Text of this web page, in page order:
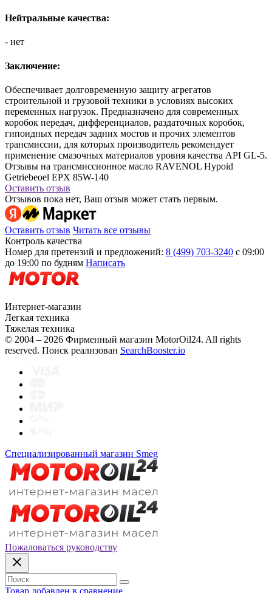
Нейтральные качества:
- нет
Заключение:
Обеспечивает долговременную защиту агрегатов
строительной и грузовой техники в условиях высоких
переменных нагрузок. Предназначено для современных
коробок передач, дифференциалов, раздаточных коробок,
гипоидных передач задних мостов и прочих элементов
трансмиссии, для которых производитель рекомендует
применение смазочных материалов уровня качества API GL-5.
Отзывы на трансмиссионное масло RAVENOL Hypoid
Getriebeoel EPX 85W-140
Оставить отзыв
Отзывов пока нет, Ваш отзыв может стать первым.
Оставить отзыв Читать все отзывы
Контроль качества
Номер для претензий и предложений: 8 (499) 703-3240 с 09:00
до 19:00 по будням Написать
Интернет-магазин
Легкая техника
Тяжелая техника
© 2004 – 2026 Фирменный магазин MotorOil24. All rights
reserved. Поиск реализован SearchBooster.io
Специализированный магазин Smeg
Пожаловаться руководству
Товар добавлен в сравнение.